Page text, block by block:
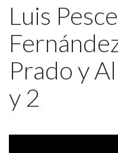
Luis
Prado y
y 2